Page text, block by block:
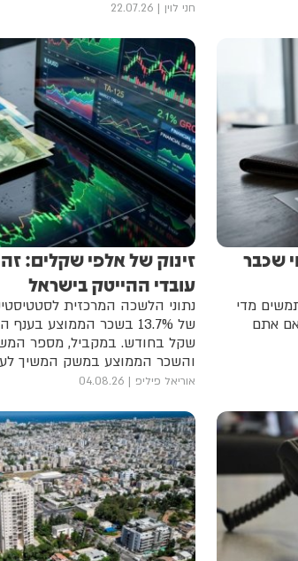
חני לוין 22.07.26
שכבר
מדי
אתם
זינוק של אלפי שקלים:
עובדי ההייטק בישראל
נתוני הלשכה המרכזית
שקל בחודש. במקביל, מספר
והשכר הממוצע במשק המשיך
אוריאל פיליפ 04.08.26